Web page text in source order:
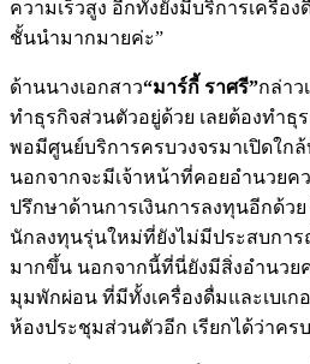
ความเร็วสูง อีกทั้งยังมีบริการเครื่อ
ชั้นนำมากมายค่ะ”
ด้านนางเอกสาว“มาร์กี้ ราศรี”กล่าว
ทำธุรกิจส่วนตัวอยู่ด้วย เลยต้องทำธุ
พอมีศูนย์บริการครบวงจรมาเปิดใก
นอกจากจะมีเจ้าหน้าที่คอยอำนวยค
ปรึกษาด้านการเงินการลงทุนอีกด้ว
นักลงทุนรุ่นใหม่ที่ยังไม่มีประสบกา
มากขึ้น นอกจากนี้ที่นี่ยังมีสิ่งอำนวย
มุมพักผ่อน ที่มีทั้งเครื่องดื่มและเบเก
ห้องประชุมส่วนตัวอีก เรียกได้ว่าคร